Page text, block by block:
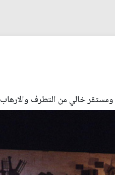
خالي من التطرف والارهاب